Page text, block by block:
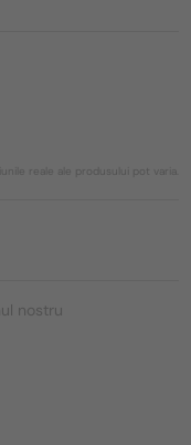
reale ale produsului pot varia.
nostru